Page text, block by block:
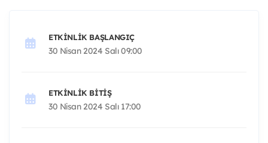
ETKINLIK BAŞLANGIÇ
30 Nisan 2024 Salı 09:00
ETKINLIK BITIŞ
30 Nisan 2024 Salı 17:00